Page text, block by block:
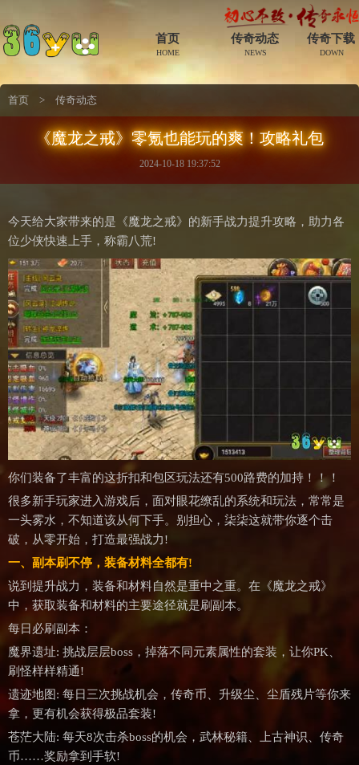
首页
HOME
传奇动态
NEWS
传奇下载
DOWN
首页 > 传奇动态
《魔龙之戒》零氪也能玩的爽！攻略礼包
2024-10-18 19:37:52
今天给大家带来的是《魔龙之戒》的新手战力提升攻略，助力各
位少侠快速上手，称霸八荒!
你们装备了丰富的这折扣和包区玩法还有500路费的加持！！！
很多新手玩家进入游戏后，面对眼花缭乱的系统和玩法，常常是
一头雾水，不知道该从何下手。别担心，柒柒这就带你逐个击
破，从零开始，打造最强战力!
一、副本刷不停，装备材料全都有!
说到提升战力，装备和材料自然是重中之重。在《魔龙之戒》
中，获取装备和材料的主要途径就是刷副本。
每日必刷副本：
魔界遗址: 挑战层层boss，掉落不同元素属性的套装，让你PK、
刷怪样样精通!
遗迹地图: 每日三次挑战机会，传奇币、升级尘、尘盾残片等你来
拿，更有机会获得极品套装!
苍茫大陆: 每天8次击杀boss的机会，武林秘籍、上古神识、传奇
币……奖励拿到手软!